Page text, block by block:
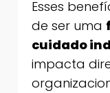
Esses
de ser uma
cuidado
impacta